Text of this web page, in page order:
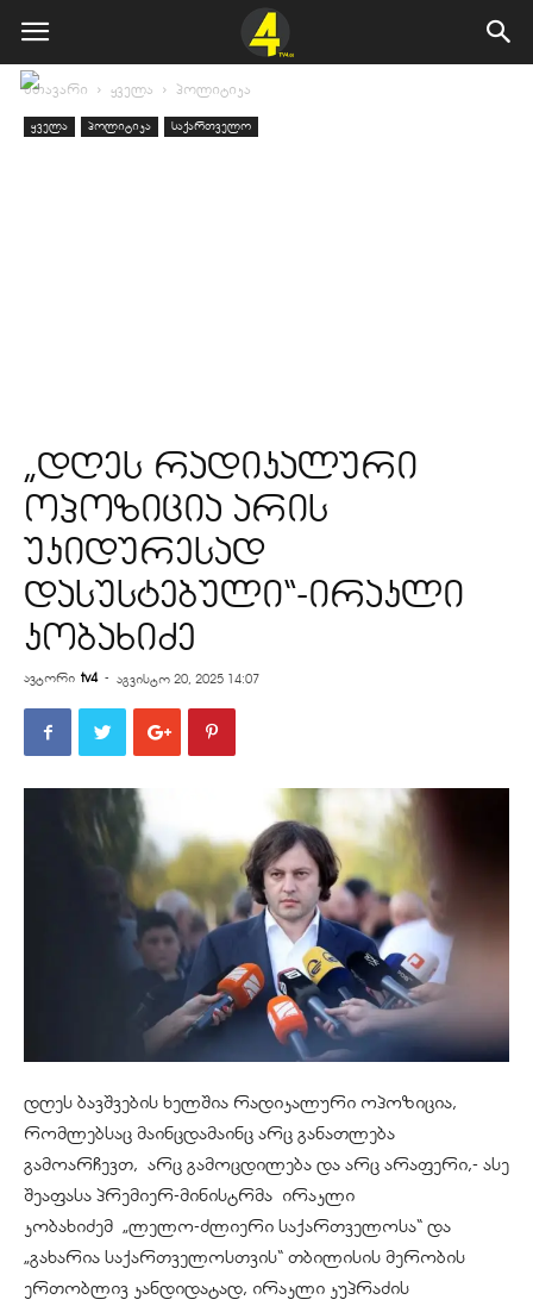
მთავარი ყველა პოლიტიკა
ყველა პოლიტიკა საქართველო
„დღეს რადიკალური
ოპოზიცია არის
უკიდურესად
დასუსტებული“-ირაკლი
კობახიძე
ავტორი tv4 - აგვისტო 20, 2025 14:07
დღეს ბავშვების ხელშია რადიკალური ოპოზიცია,
რომლებსაც მაინცდამაინც არც განათლება
გამოარჩევთ, არც გამოცდილება და არც არაფერი,- ასე
შეაფასა პრემიერ-მინისტრმა ირაკლი
კობახიძემ „ლელო-ძლიერი საქართველოსა“ და
„გახარია საქართველოსთვის“ თბილისის მერობის
ერთობლივ კანდიდატად, ირაკლი კუპრაძის